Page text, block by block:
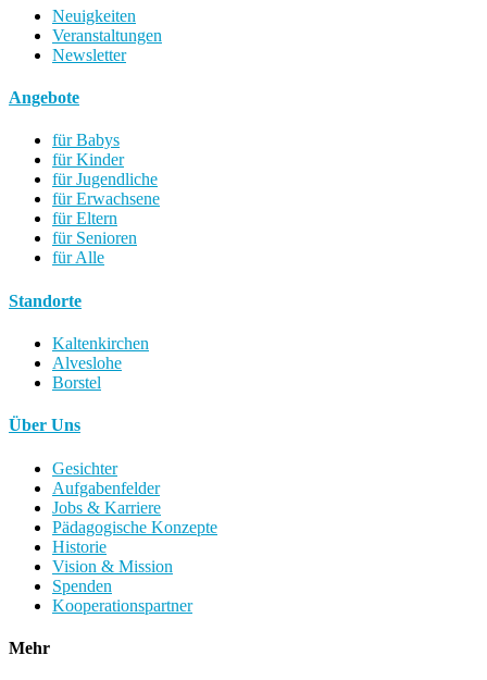
Neuigkeiten
Veranstaltungen
Newsletter
Angebote
für Babys
für Kinder
für Jugendliche
für Erwachsene
für Eltern
für Senioren
für Alle
Standorte
Kaltenkirchen
Alveslohe
Borstel
Über Uns
Gesichter
Aufgabenfelder
Jobs & Karriere
Pädagogische Konzepte
Historie
Vision & Mission
Spenden
Kooperationspartner
Mehr